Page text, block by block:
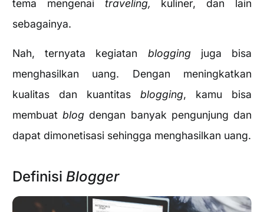
tema mengenai traveling, kuliner, dan lain
sebagainya.
Nah, ternyata kegiatan bloggingjuga bisa
menghasilkan uang. Dengan meningkatkan
kualitas dan kuantitasblogging, kamu bisa
membuatblog dengan banyak pengunjung dan
dapat dimonetisasi sehingga menghasilkan uang.
Definisi Blogger